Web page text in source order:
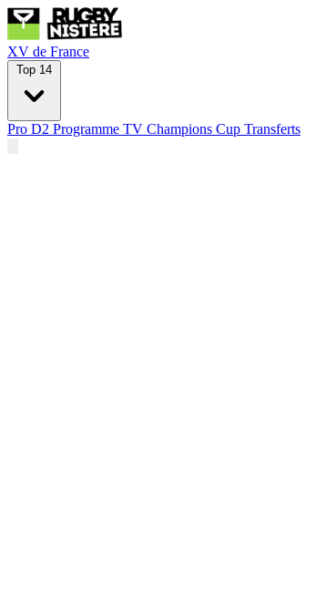
XV de France
Top 14
Pro D2 Programme TV Champions Cup Transferts